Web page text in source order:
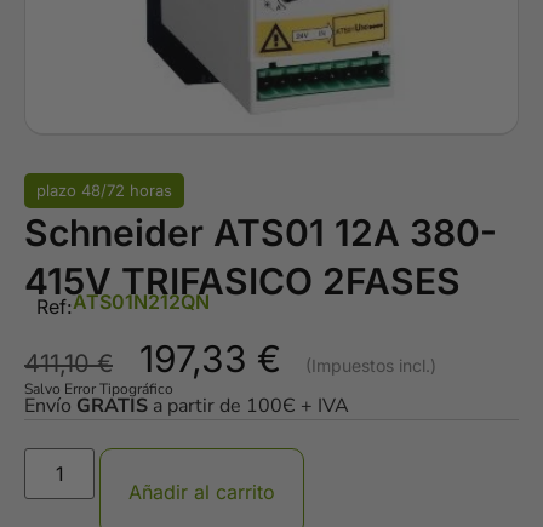
plazo 48/72 horas
Schneider ATS01 12A 380-
415V TRIFASICO 2FASES
Ref:ATS01N212QN
411,10€ 197,33 €
Salvo Error Tipográfico
Envío GRATIS a partir de 100Є + IVA
Añadir al carrito